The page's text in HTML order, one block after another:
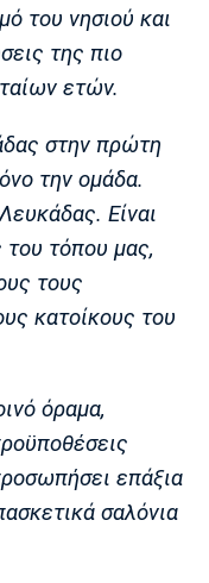
του νησιού και
της πιο
ετών.
στην πρώτη
την ομάδα.
Είναι
του τόπου μας,
τους
κατοίκους του
όραμα,
επάξια
σαλόνια